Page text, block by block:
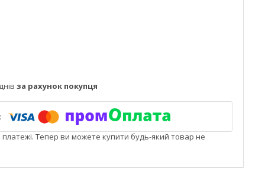
за рахунок покупця
платежі. Тепер ви можете купити будь-який товар не